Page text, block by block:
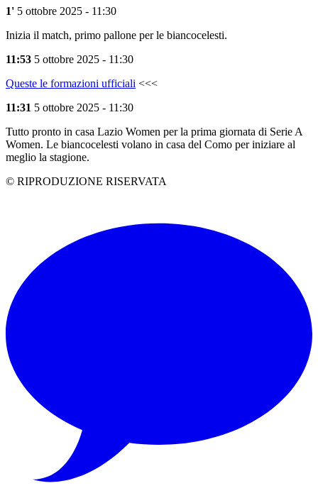
1' 5 ottobre 2025 - 11:30
Inizia il match, primo pallone per le biancocelesti.
11:53 5 ottobre 2025 - 11:30
Queste le formazioni ufficiali <<<
11:31 5 ottobre 2025 - 11:30
Tutto pronto in casa Lazio Women per la prima giornata di Serie A
Women. Le biancocelesti volano in casa del Como per iniziare al
meglio la stagione.
© RIPRODUZIONE RISERVATA